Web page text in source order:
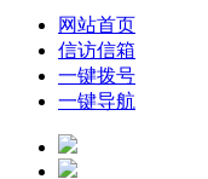
网站首页
信访信箱
一键拨号
一键导航